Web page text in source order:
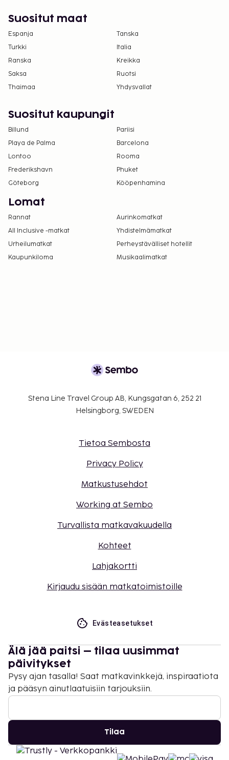
takuumaksut eivät välttämättä sisällä veroja, ja ne
saattavat muuttua.
tässä majoituspaikassa. Saat lisätietoja asiasta
varausvahvistuksessa olevien tietojen avulla.
Majoituspaikassa on tarjolla
yhdistettäviä/vierekkäisiä huoneita, joiden
saatavuus on rajoitettua. Niitä voi pyytää
ottamalla yhteyttä majoituspaikkaan.
Yhteystiedot löytyvät varausvahvistuksesta.
Suositut maat
Espanja
Tanska
Turkki
Italia
Ranska
Kreikka
Saksa
Ruotsi
Thaimaa
Yhdysvallat
Suositut kaupungit
Billund
Pariisi
Playa de Palma
Barcelona
Lontoo
Rooma
Frederikshavn
Phuket
Göteborg
Kööpenhamina
Lomat
Rannat
Aurinkomatkat
All Inclusive -matkat
Yhdistelmämatkat
Urheilumatkat
Perheystävälliset hotellit
Kaupunkiloma
Musikaalimatkat
Stena Line Travel Group AB, Kungsgatan 6, 252 21
Helsingborg, SWEDEN
Tietoa Sembosta
Privacy Policy
Matkustusehdot
Working at Sembo
Turvallista matkavakuudella
Kohteet
Lahjakortti
Kirjaudu sisään matkatoimistoille
Evästeasetukset
Älä jää paitsi – tilaa uusimmat
päivitykset
Pysy ajan tasalla! Saat matkavinkkejä, inspiraatiota
ja pääsyn ainutlaatuisiin tarjouksiin.
Tilaa